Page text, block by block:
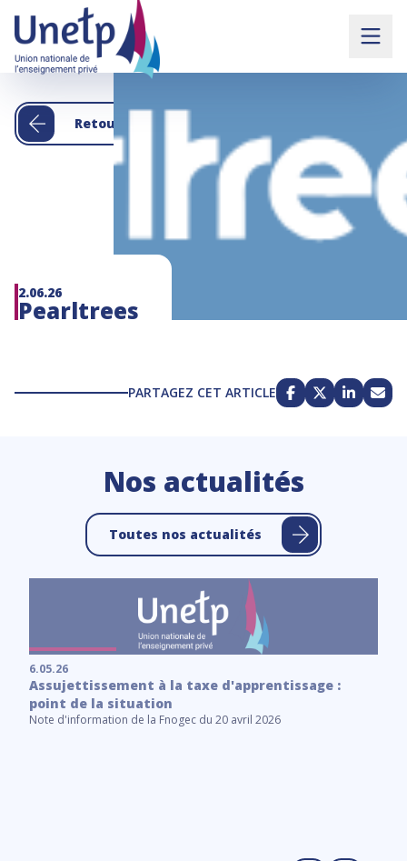
Retour aux actualités
2.06.26
Pearltrees
PARTAGEZ CET ARTICLE
Nos actualités
Toutes nos actualités
6.05.26
Assujettissement à la taxe d'apprentissage :
point de la situation
Note d'information de la Fnogec du 20 avril 2026